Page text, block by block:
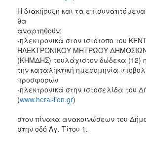
Η διακήρυξη και τα
θα
-ηλεκτρονικά στον ιστότοπο του
ΗΛΕΚΤΡΟΝΙΚΟΥ ΜΗΤΡΩΟΥ
(ΚΗΜΔΗΣ) τουλάχιστον δώδεκα (12)
την καταληκτική ημερομηνία
-ηλεκτρονικά στην ιστοσελίδα του
(www.heraklion.gr)
στον πίνακα ανακοινώσεων του
στην οδό Αγ. Τίτου 1.